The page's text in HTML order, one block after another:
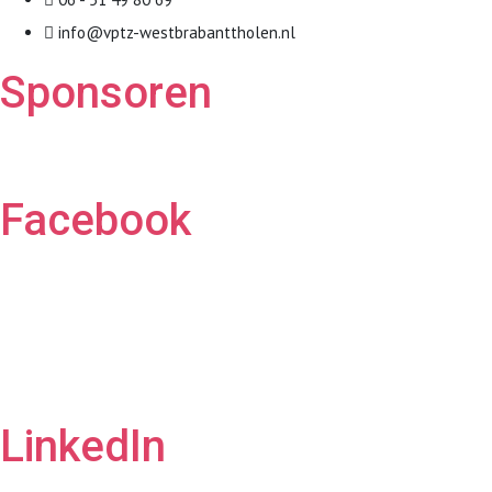
info@vptz-westbrabanttholen.nl
Sponsoren
Facebook
LinkedIn